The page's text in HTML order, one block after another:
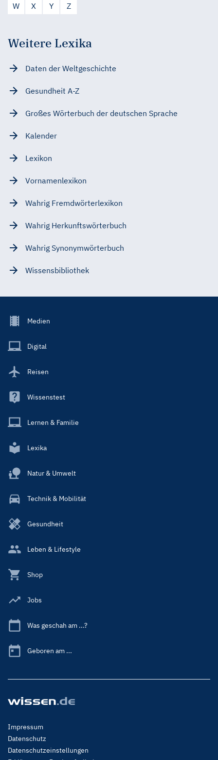
W
X Y Z
Weitere Lexika
Daten der Weltgeschichte
Gesundheit A-Z
Großes Wörterbuch der deutschen Sprache
Kalender
Lexikon
Vornamenlexikon
Wahrig Fremdwörterlexikon
Wahrig Herkunftswörterbuch
Wahrig Synonymwörterbuch
Wissensbibliothek
Footer
Main
Medien
Digital
Reisen
Wissenstest
Lernen & Familie
Lexika
Natur & Umwelt
Technik & Mobilität
Gesundheit
Leben & Lifestyle
Shop
Jobs
Was geschah am ...?
Geboren am ...
Footer
Menu
Legal
Impressum
Datenschutz
Datenschutzeinstellungen